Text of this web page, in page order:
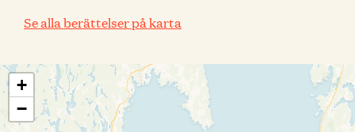
Se alla berättelser på karta
+
−